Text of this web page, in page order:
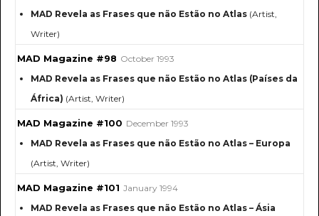
MAD Revela as Frases que não Estão no Atlas (Artist,
Writer)
MAD Magazine #98 October 1993
MAD Revela as Frases que não Estão no Atlas (Países da
África) (Artist, Writer)
MAD Magazine #100 December 1993
MAD Revela as Frases que não Estão no Atlas – Europa
(Artist, Writer)
MAD Magazine #101 January 1994
MAD Revela as Frases que não Estão no Atlas – Ásia